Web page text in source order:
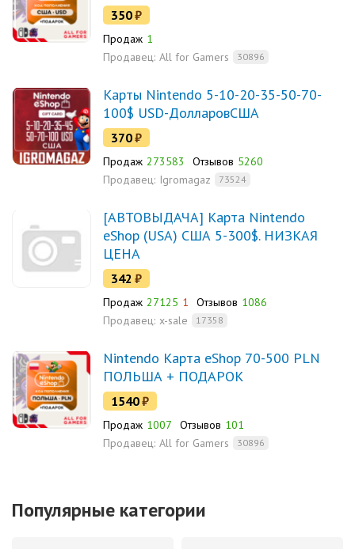
350₽
Продаж 1
Продавец: All for Gamers 30896
Карты Nintendo 5-10-20-35-50-70-
100$ USD-ДолларовСША
370₽
Продаж 273583 Отзывов 5260
Продавец: Igromagaz 73524
[АВТОВЫДАЧА] Карта Nintendo
eShop (USA) США 5-300$. НИЗКАЯ
ЦЕНА
342 ₽
Продаж 27125 1 Отзывов 1086
Продавец: x-sale 17358
Nintendo Карта eShop 70-500 PLN
ПОЛЬША + ПОДАРОК
1540₽
Продаж 1007 Отзывов 101
Продавец: All for Gamers 30896
Популярные категории